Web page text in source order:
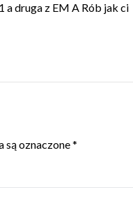
a druga z EM A Rób jak ci
są oznaczone*